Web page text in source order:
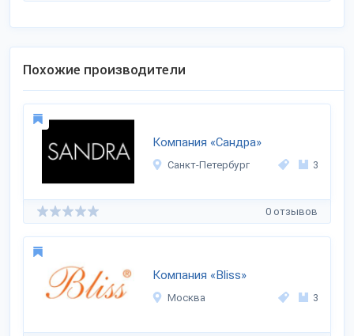
Похожие производители
Компания «Сандра»
Санкт-Петербург 3
0 отзывов
Компания «Bliss»
Москва 3